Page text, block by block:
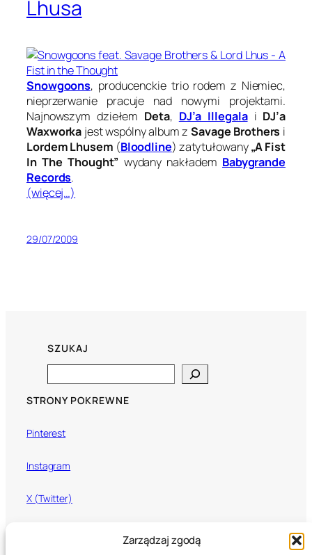
Zarządzaj zgodą
Lhusa
Snowgoons, producenckie trio rodem z Niemiec,
nieprzerwanie pracuje nad nowymi projektami.
Najnowszym dziełem Deta, DJ’a Illegalai DJ’a
Waxworka jest wspólny album zSavage Brothers i
Lordem Lhusem (Bloodline) zatytułowany„A Fist
In The Thought” wydany nakładem Babygrande
Records.
(więcej…)
29/07/2009
SZUKAJ
STRONY POKREWNE
Pinterest
Instagram
X (Twitter)